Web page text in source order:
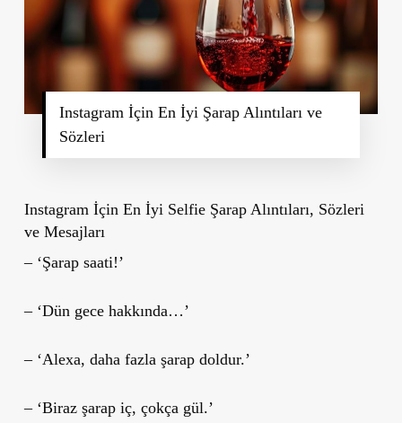
Instagram İçin En İyi Şarap Alıntıları ve
Sözleri
Instagram İçin En İyi Selfie Şarap Alıntıları, Sözleri
ve Mesajları
– ‘Şarap saati!’
– ‘Dün gece hakkında…’
– ‘Alexa, daha fazla şarap doldur.’
– ‘Biraz şarap iç, çokça gül.’